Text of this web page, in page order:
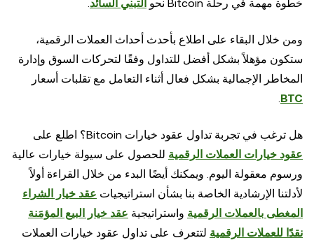
خطوة مهمة في رحلة Bitcoin نحو
التبني السائد.
ومن خلال البقاء على اطلاع بأحدث أحداث العملات الرقمية،
ستكون مؤهلاً بشكل أفضل للتداول وفقًا لتحركات السوق وإدارة
المخاطر الإجمالية بشكل فعال أثناء التعامل مع تقلبات أسعار
BTC
.
هل ترغب في تجربة تداول عقود خيارات Bitcoin؟ اطلع على
عقود خيارات العملات الرقمية للحصول على سيولة خيارات عالية
ورسوم معقولة اليوم. ويمكنك أيضًا البدء من خلال القراءة أولاً
لأدلتنا الإرشادية الخاصة بنا بشأن استراتيجيات عقد خيار الشراء
المغطى بالعملات الرقمية واستراتيجية عقد خيار البيع المؤمَنة
نقدًا للعملات الرقمية لتتعرف على تداول عقود خيارات العملات